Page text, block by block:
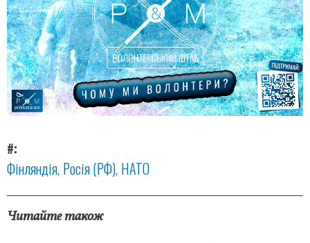
#
Фінляндія Росія (РФ) НАТО
Читайте також